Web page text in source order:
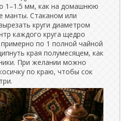
1–1.5 мм, как на домашнюю
манты. Стаканом или
круги диаметром
каждого круга щедро
по 1 полной чайной
края полумесяцем, как
При желании можно
по краю, чтобы сок